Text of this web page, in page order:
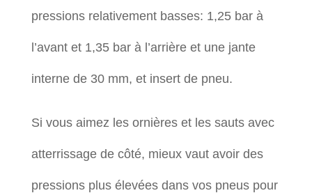
pressions relativement basses: 1,25 bar à
l’avant et 1,35 bar à l’arrière et une jante
interne de 30 mm, et insert de pneu.
Si vous aimez les ornières et les sauts avec
atterrissage de côté, mieux vaut avoir des
pressions plus élevées dans vos pneus pour